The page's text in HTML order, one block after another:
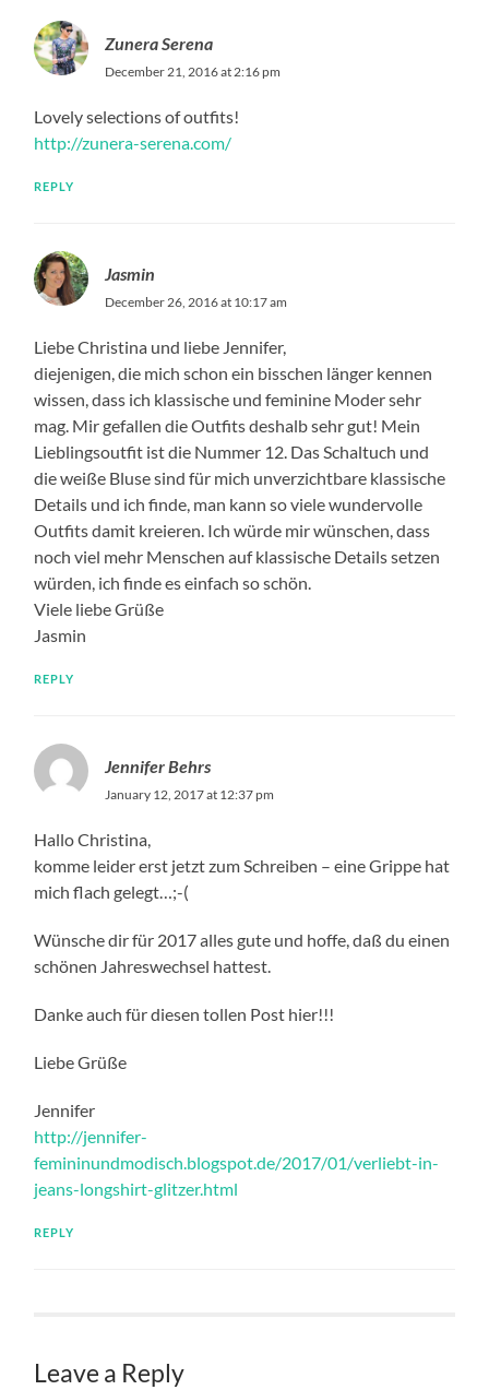
Zunera Serena
December 21, 2016 at 2:16 pm
Lovely selections of outfits!
http://zunera-serena.com/
REPLY
Jasmin
December 26, 2016 at 10:17 am
Liebe Christina und liebe Jennifer,
diejenigen, die mich schon ein bisschen länger kennen
wissen, dass ich klassische und feminine Moder sehr
mag. Mir gefallen die Outfits deshalb sehr gut! Mein
Lieblingsoutfit ist die Nummer 12. Das Schaltuch und
die weiße Bluse sind für mich unverzichtbare klassische
Details und ich finde, man kann so viele wundervolle
Outfits damit kreieren. Ich würde mir wünschen, dass
noch viel mehr Menschen auf klassische Details setzen
würden, ich finde es einfach so schön.
Viele liebe Grüße
Jasmin
REPLY
Jennifer Behrs
January 12, 2017 at 12:37 pm
Hallo Christina,
komme leider erst jetzt zum Schreiben – eine Grippe hat
mich flach gelegt…;-(
Wünsche dir für 2017 alles gute und hoffe, daß du einen
schönen Jahreswechsel hattest.
Danke auch für diesen tollen Post hier!!!
Liebe Grüße
Jennifer
http://jennifer-
femininundmodisch.blogspot.de/2017/01/verliebt-in-
jeans-longshirt-glitzer.html
REPLY
Leave a Reply